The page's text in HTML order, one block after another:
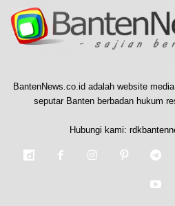
BantenNews.co.id adalah website
seputar Banten berbadan hukum
Hubungi kami: